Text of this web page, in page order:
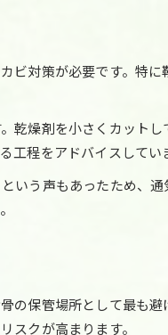
対策が必要です。特
燥剤を小さくカット
工程をアドバイスしてい
いう声もあったため、
の保管場所として最も
スクが高まります。